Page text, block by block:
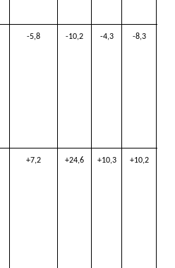
-5,8 -10,2 -4,3 -8,3
+7,2 +24,6 +10,3 +10,2